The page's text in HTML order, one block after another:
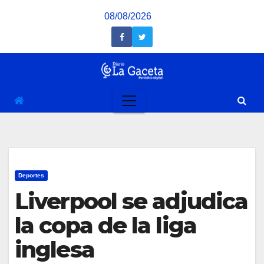
08/08/2026
Deportes
Liverpool se adjudica
la copa de la liga
inglesa